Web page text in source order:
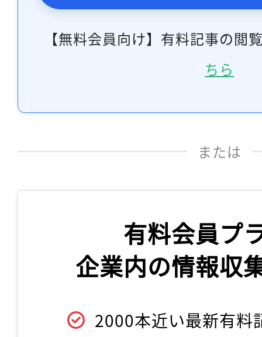
【無料会員向け】有料記事の閲
ちら
または
有料会員プ
企業内の情報収
2000本近い最新有料